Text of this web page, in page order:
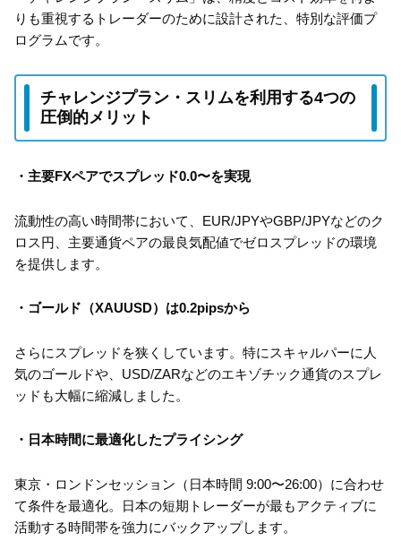
りも重視するトレーダーのために設計された、特別な評価プ
ログラムです。
チャレンジプラン・スリムを利用する4つの
圧倒的メリット
・主要FXペアでスプレッド0.0〜を実現
流動性の高い時間帯において、EUR/JPYやGBP/JPYなどのク
ロス円、主要通貨ペアの最良気配値でゼロスプレッドの環境
を提供します。
・ゴールド（XAUUSD）は0.2pipsから
さらにスプレッドを狭くしています。特にスキャルパーに人
気のゴールドや、USD/ZARなどのエキゾチック通貨のスプレ
ッドも大幅に縮減しました。
・日本時間に最適化したプライシング
東京・ロンドンセッション（日本時間 9:00〜26:00）に合わせ
て条件を最適化。日本の短期トレーダーが最もアクティブに
活動する時間帯を強力にバックアップします。